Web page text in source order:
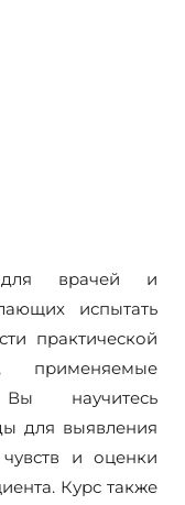
для врачей и
испытать
практической
применяемые
научитесь
для выявления
и оценки
Курс также